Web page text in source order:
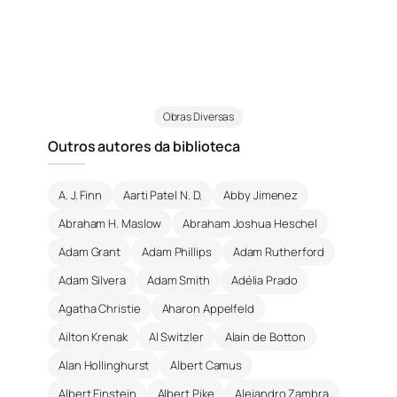
Obras Diversas
Outros autores da biblioteca
A. J. Finn Aarti Patel N. D.
Abby Jimenez
Abraham H. Maslow
Abraham Joshua Heschel
Adam Grant
Adam Phillips
Adam Rutherford
Adam Silvera
Adam Smith
Adélia Prado
Agatha Christie
Aharon Appelfeld
Ailton Krenak
Al Switzler
Alain de Botton
Alan Hollinghurst
Albert Camus
Albert Einstein
Albert Pike Alejandro Zambra